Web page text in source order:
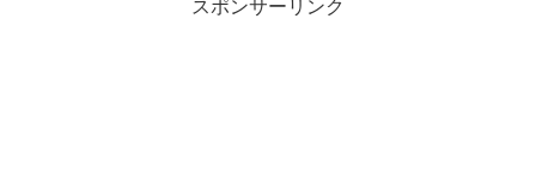
スポンサーリンク